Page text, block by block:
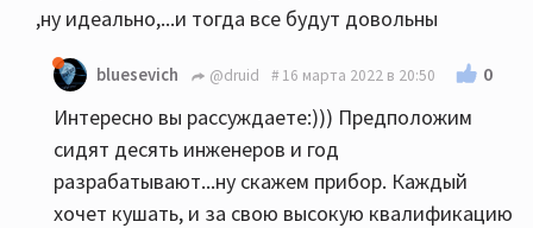
,ну идеально,...и тогда все будут довольны
bluesevich @druid 16 марта 2022 в 20:50 0
Интересно вы рассуждаете:))) Предположим
сидят десять инженеров и год
разрабатывают...ну скажем прибор. Каждый
хочет кушать, и за свою высокую квалификацию